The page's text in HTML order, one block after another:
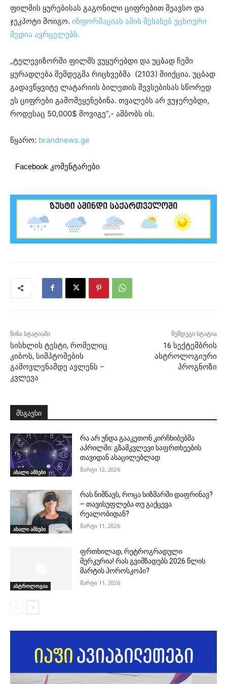
ფილმის ყურებისას გაგონილი ციფრებით შეავსო და
ჯეკპოტი მოიგო. ინფორმაციას ამის შესახებ უცხოური
მედია ავრცელებს.
„ტელევიზორში ფილმს ვუყურებდი და უცბად ჩემი
ყურადღება შემდეგმა რიცხვებმა (2103) მიიქცია. უცბად
გადავწყვიტე ლატარიის ბილეთის შევსებისას სწორედ
ეს ციფრები გამომეყენებინა. თვალებს არ ვუჯერებდი,
როდესაც 50,000$ მოვიგე”,- ამბობს ის.
წყარო: brandnews.ge
Facebook კომენტარები
წინა სტატიაში
სისხლის ტესტი, რომელიც
კიბოს, სიმპტომების
გამოვლენამდე ავლენს –
კვლევა
შემდეგი სტატია
16 სექტემბრის
ასტროლოგიური
პროგნოზი
მსგავსი
ახალი ამბები
რა არ უნდა გააკეთონ კირჩხიბებმა
აპრილში: გზამკვლევი საფრთხეების
თავიდან ასაცილებლად
მარტი 12, 2026
ახალი ამბები
რას ნიშნავს, როცა სიზმარში დაფრინავ?
– თავისუფლება თუ გაქცევა
რეალობიდან?
მარტი 11, 2026
ასტროლოგია
ფრთხილად, რეტროგრადული
მერკურია! რას გვიმზადებს 2026 წლის
მარტის ჰოროსკოპი?
მარტი 11, 2026